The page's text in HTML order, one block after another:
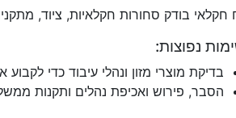
חקלאי בודק סחורות חקלאיות, ציוד,
נפוצות:
בדיקת מוצרי מזון ונהלי עיבוד כדי
הסבר, פירוש ואכיפת נהלים ותקנות